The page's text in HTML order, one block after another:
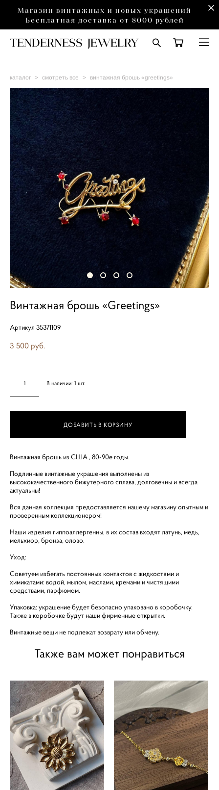
Магазин винтажных и новых украшений
Бесплатная доставка от 8000 рублей
TENDERNESS JEWELRY
каталог > смотреть все > винтажная брошь «greetings»
Винтажная брошь «Greetings»
Артикул 35371109
3 500 pуб.
В наличии: 1 шт.
ДОБАВИТЬ В КОРЗИНУ
Винтажная брошь из США , 80-90е годы.
Подлинные винтажные украшения выполнены из
высококачественного бижутерного сплава, долговечны и всегда
актуальны!
Вся данная коллекция предоставляется нашему магазину опытным и
проверенным коллекционером!
Наши изделия гиппоаллергенны, в их состав входят латунь, медь,
мельхиор, бронза, олово.
Уход:
Советуем избегать постоянных контактов с жидкостями и
химикатами: водой, мылом, маслами, кремами и чистящими
средствами, парфюмом.
Упаковка: украшение будет безопасно упаковано в коробочку.
Также в коробочке будут наши фирменные открытки.
Винтажные вещи не подлежат возврату или обмену.
Также вам может понравиться